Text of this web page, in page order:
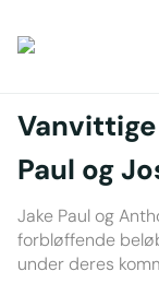
Paul og
Jake Paul og
forbløffende
under deres